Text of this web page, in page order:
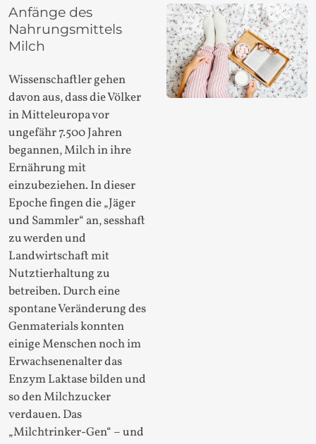
Anfänge des
Nahrungsmittels
Milch
Wissenschaftler gehen
davon aus, dass die Völker
in Mitteleuropa vor
ungefähr 7.500 Jahren
begannen, Milch in ihre
Ernährung mit
einzubeziehen. In dieser
Epoche fingen die „Jäger
und Sammler“ an, sesshaft
zu werden und
Landwirtschaft mit
Nutztierhaltung zu
betreiben. Durch eine
spontane Veränderung des
Genmaterials konnten
einige Menschen noch im
Erwachsenenalter das
Enzym Laktase bilden und
so den Milchzucker
verdauen. Das
„Milchtrinker-Gen“ – und